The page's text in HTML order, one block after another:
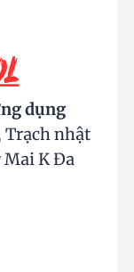
dụng
Trạch nhật
Mai K Đa